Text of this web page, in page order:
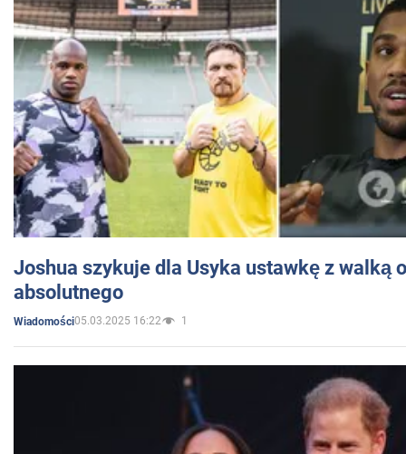
Joshua szykuje dla Usyka ustawkę z walką
absolutnego
Wiadomości05.03.2025 16:22 1